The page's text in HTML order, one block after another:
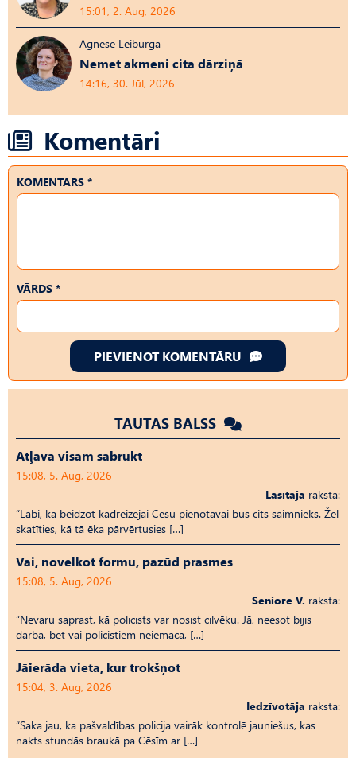
15:01, 2. Aug, 2026
Agnese Leiburga
Nemet akmeni cita dārziņā
14:16, 30. Jūl, 2026
Komentāri
KOMENTĀRS *
VĀRDS *
PIEVIENOT KOMENTĀRU
TAUTAS BALSS
Atļāva visam sabrukt
15:08, 5. Aug, 2026
Lasītāja raksta:
“Labi, ka beidzot kādreizējai Cēsu pienotavai būs cits saimnieks. Žēl
skatīties, kā tā ēka pārvērtusies […]
Vai, novelkot formu, pazūd prasmes
15:08, 5. Aug, 2026
Seniore V. raksta:
“Nevaru saprast, kā policists var nosist cilvēku. Jā, neesot bijis
darbā, bet vai policistiem neiemāca, […]
Jāierāda vieta, kur trokšņot
15:04, 3. Aug, 2026
Iedzīvotāja raksta:
“Saka jau, ka pašvaldības policija vairāk kontrolē jauniešus, kas
nakts stundās braukā pa Cēsīm ar […]